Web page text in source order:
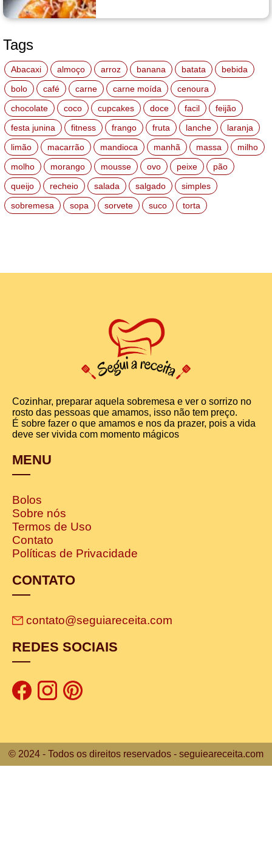
Tags
Abacaxi almoço arroz banana batata
bebida
bolo
café carne carne moída
cenoura
chocolate
coco cupcakes doce facil
feijão
festa junina
fitness frango fruta lanche
laranja
limão
macarrão mandioca manhã massa
milho
molho
morango mousse ovo peixe
pão
queijo
recheio salada salgado
simples
sobremesa
sopa sorvete suco torta
Cozinhar, preparar aquela sobremesa e ver o sorrizo no
rosto das pessoas que amamos, isso não tem preço.
É sobre fazer o que amamos e nos da prazer, pois a vida
deve ser vivida com momento mágicos
MENU
Bolos
Sobre nós
Termos de Uso
Contato
Políticas de Privacidade
CONTATO
contato@seguiareceita.com
REDES SOCIAIS
© 2024 - Todos os direitos reservados - seguieareceita.com